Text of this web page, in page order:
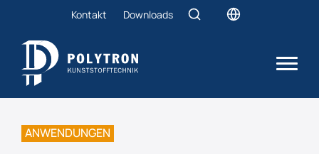
Kontakt Downloads
ANWENDUNGEN